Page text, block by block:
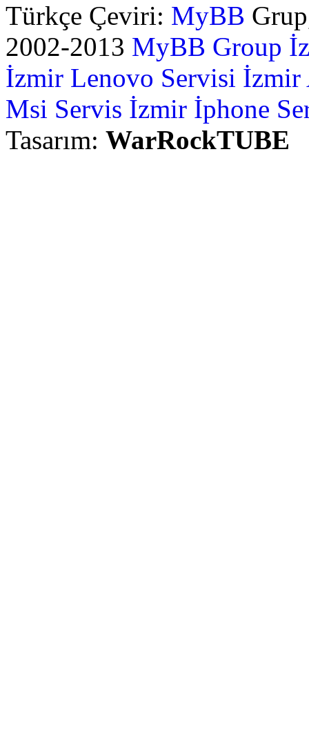
Türkçe Çeviri: MyBB
2002-2013 MyBB Group
İzmir Lenovo Servisi İzmir
Msi Servis İzmir İphone
Tasarım: WarRockTUBE